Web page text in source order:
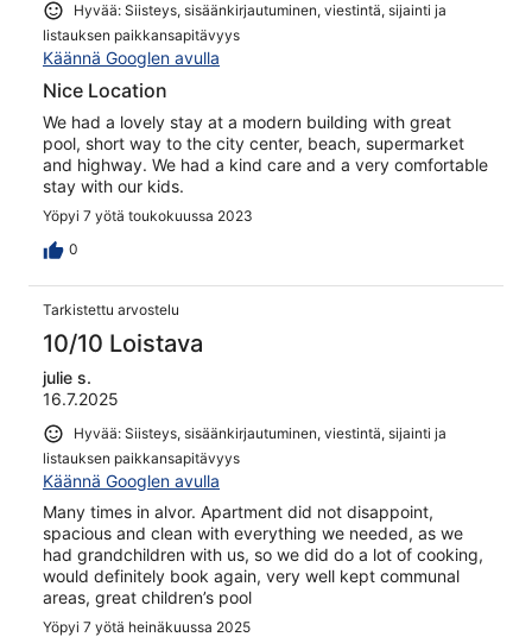
Hyvää: Siisteys, sisäänkirjautuminen, viestintä, sijainti ja
listauksen paikkansapitävyys
Käännä Googlen avulla
Nice Location
We had a lovely stay at a modern building with great
pool, short way to the city center, beach, supermarket
and highway. We had a kind care and a very comfortable
stay with our kids.
Yöpyi 7 yötä toukokuussa 2023
0
Tarkistettu arvostelu
10/10 Loistava
julie s.
16.7.2025
Hyvää: Siisteys, sisäänkirjautuminen, viestintä, sijainti ja
listauksen paikkansapitävyys
Käännä Googlen avulla
Many times in alvor. Apartment did not disappoint,
spacious and clean with everything we needed, as we
had grandchildren with us, so we did do a lot of cooking,
would definitely book again, very well kept communal
areas, great children’s pool
Yöpyi 7 yötä heinäkuussa 2025